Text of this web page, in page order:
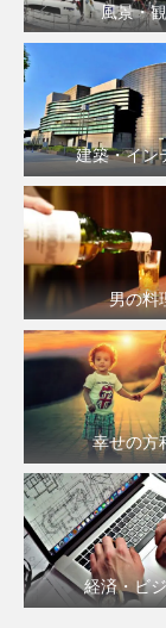
風景・
建築・イン
男の料
幸せの方
経済・ビ